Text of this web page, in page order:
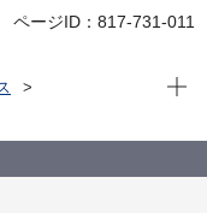
ページID：817-731-011
定資格研修の受講に
現在